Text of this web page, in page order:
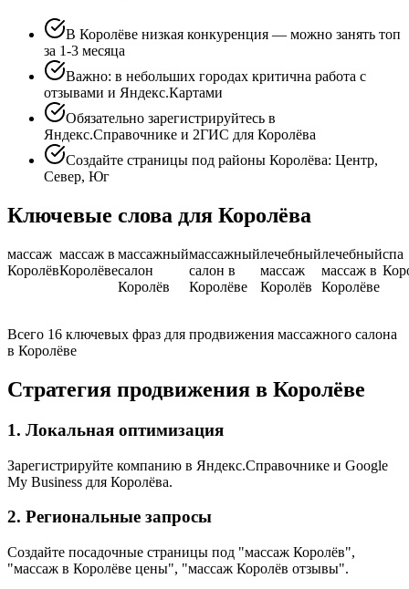
В Королёве низкая конкуренция — можно занять топ
за 1-3 месяца
Важно: в небольших городах критична работа с
отзывами и Яндекс.Картами
Обязательно зарегистрируйтесь в
Яндекс.Справочнике и 2ГИС для Королёва
Создайте страницы под районы Королёва: Центр,
Север, Юг
Ключевые слова для Королёва
массаж
Королёв
массаж в
Королёве
массажный
салон
Королёв
массажный
салон в
Королёве
лечебный
массаж
Королёв
лечебный
массаж в
Королёве
спа
Всего 16 ключевых фраз для продвижения массажного салона
в Королёве
Стратегия продвижения в Королёве
1. Локальная оптимизация
Зарегистрируйте компанию в Яндекс.Справочнике и Google
My Business для Королёва.
2. Региональные запросы
Создайте посадочные страницы под "массаж Королёв",
"массаж в Королёве цены", "массаж Королёв отзывы".